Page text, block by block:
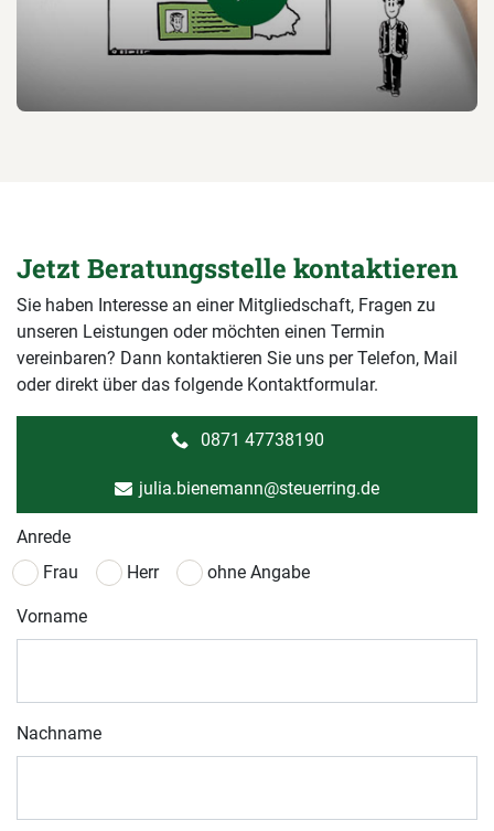
Jetzt Beratungsstelle kontaktieren
Sie haben Interesse an einer Mitgliedschaft, Fragen zu
unseren Leistungen oder möchten einen Termin
vereinbaren? Dann kontaktieren Sie uns per Telefon, Mail
oder direkt über das folgende Kontaktformular.
0871 47738190
julia.bienemann@steuerring.de
Anrede
Frau
Herr ohne Angabe
Vorname
Nachname